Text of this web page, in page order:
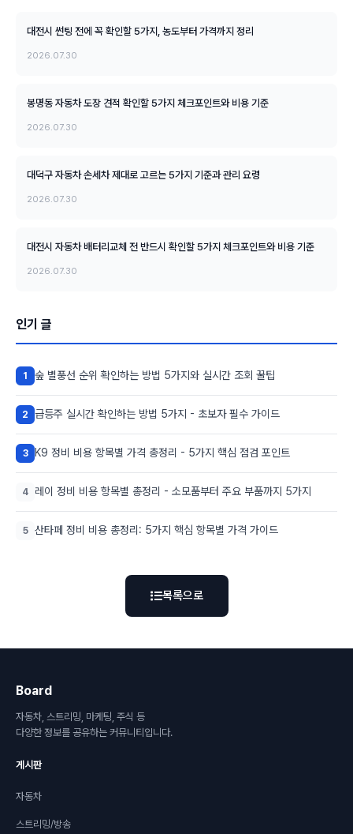
대전시 썬팅 전에 꼭 확인할 5가지, 농도부터 가격까지 정리
2026.07.30
봉명동 자동차 도장 견적 확인할 5가지 체크포인트와 비용 기준
2026.07.30
대덕구 자동차 손세차 제대로 고르는 5가지 기준과 관리 요령
2026.07.30
대전시 자동차 배터리교체 전 반드시 확인할 5가지 체크포인트와 비용 기준
2026.07.30
인기 글
1 숲 별풍선 순위 확인하는 방법 5가지와 실시간 조회 꿀팁
2 급등주 실시간 확인하는 방법 5가지 - 초보자 필수 가이드
3 K9 정비 비용 항목별 가격 총정리 - 5가지 핵심 점검 포인트
4 레이 정비 비용 항목별 총정리 - 소모품부터 주요 부품까지 5가지
5 산타페 정비 비용 총정리: 5가지 핵심 항목별 가격 가이드
목록으로
Board
자동차, 스트리밍, 마케팅, 주식 등
다양한 정보를 공유하는 커뮤니티입니다.
게시판
자동차
스트리밍/방송